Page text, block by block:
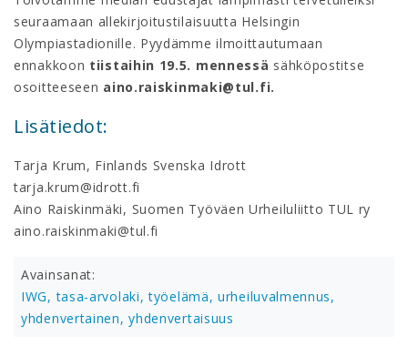
seuraamaan allekirjoitustilaisuutta Helsingin
Olympiastadionille. Pyydämme ilmoittautumaan
ennakkoon tiistaihin 19.5. mennessä sähköpostitse
osoitteeseen aino.raiskinmaki@tul.fi.
Lisätiedot:
Tarja Krum, Finlands Svenska Idrott
tarja.krum@idrott.fi
Aino Raiskinmäki, Suomen Työväen Urheiluliitto TUL ry
aino.raiskinmaki@tul.fi
Avainsanat:
IWG,tasa-arvolaki,työelämä, urheiluvalmennus,
yhdenvertainen,yhdenvertaisuus